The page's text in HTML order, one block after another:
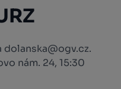
nám. 24, 15:30